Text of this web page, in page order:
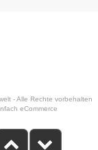
- Alle Rechte vorbehalten
eCommerce